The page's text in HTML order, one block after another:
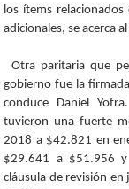
los ítems
adicionales, se acerca
Otra paritaria que
gobierno fue la
conduce Daniel
tuvieron una fuerte
2018 a $42.821 en
$29.641 a $51.956
cláusula de revisión